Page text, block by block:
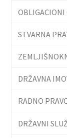
OBLIGACIONI
STVARNA
DRŽAVNA
RADNO
DRŽAVNI